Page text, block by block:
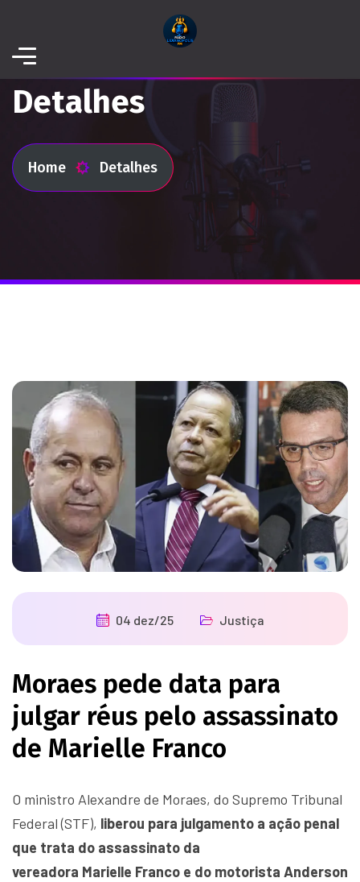
Detalhes
Home Detalhes
04 dez/25 Justiça
Moraes pede data para
julgar réus pelo assassinato
de Marielle Franco
O ministro Alexandre de Moraes, do Supremo Tribunal
Federal (STF), liberou para julgamento a ação penal
que trata do assassinato da
vereadora Marielle Franco e do motorista Anderson